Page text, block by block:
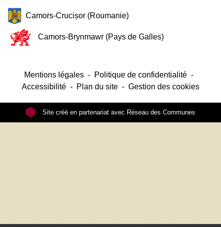
Camors-Crucișor (Roumanie)
Camors-Brynmawr (Pays de Galles)
Mentions légales - Politique de confidentialité -
Accessibilité - Plan du site - Gestion des cookies
Site créé en partenariat avec Réseau des Communes